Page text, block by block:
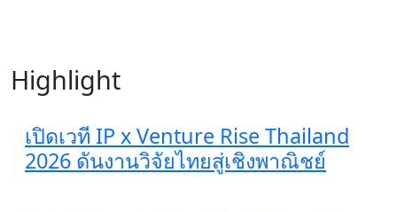
Highlight
เปิดเวที IP x Venture Rise Thailand
2026 ดันงานวิจัยไทยสู่เชิงพาณิชย์